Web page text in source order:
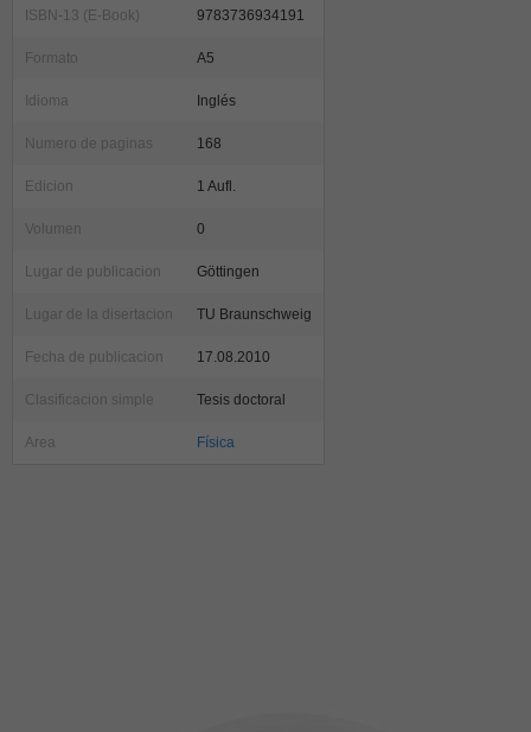
ISBN-13 (E-Book) 9783736934191
Formato A5
Idioma Inglés
Numero de paginas 168
Edicion 1 Aufl.
Volumen 0
Lugar de publicacion Göttingen
Lugar de la disertacion TU Braunschweig
Fecha de publicacion 17.08.2010
Clasificacion simple Tesis doctoral
Area Física